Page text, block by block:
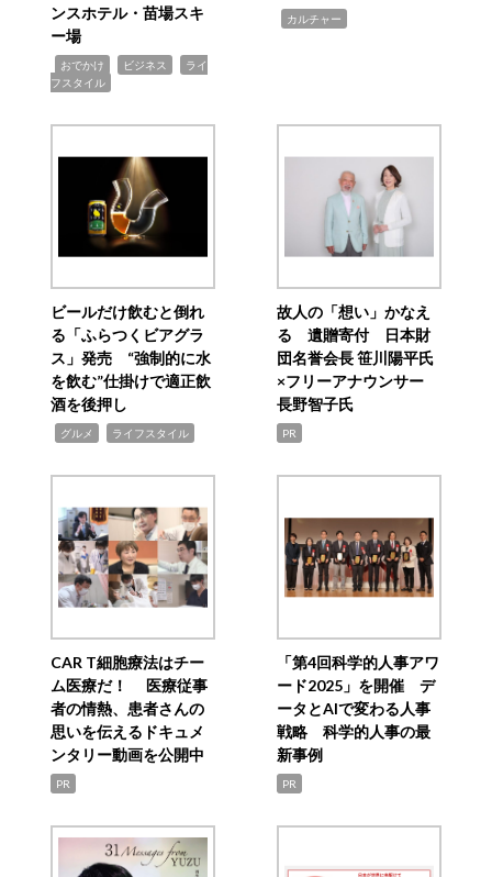
ンスホテル・苗場スキ
ー場
おでかけ ビジネス
ライ
フスタイル
カルチャー
ビールだけ飲むと倒れ
る「ふらつくビアグラ
ス」発売 “強制的に水
を飲む”仕掛けで適正飲
酒を後押し
グルメ ライフスタイル
故人の「想い」かなえ
る 遺贈寄付 日本財
団名誉会長 笹川陽平氏
×フリーアナウンサー
長野智子氏
PR
CAR T細胞療法はチー
ム医療だ！ 医療従事
者の情熱、患者さんの
思いを伝えるドキュメ
ンタリー動画を公開中
PR
「第4回科学的人事アワ
ード2025」を開催 デ
ータとAIで変わる人事
戦略 科学的人事の最
新事例
PR